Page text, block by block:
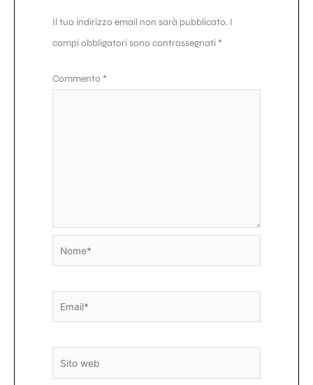
Il tuo indirizzo email non sarà pubblicato. I
campi obbligatori sono contrassegnati *
Commento *
Nome*
Email*
Sito
web